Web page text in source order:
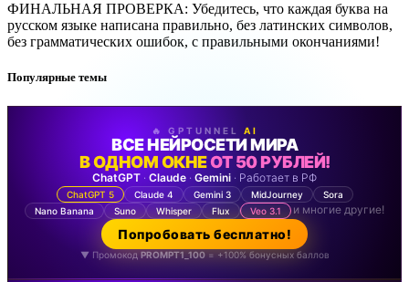
ФИНАЛЬНАЯ ПРОВЕРКА: Убедитесь, что каждая буква на
русском языке написана правильно, без латинских символов,
без грамматических ошибок, с правильными окончаниями!
Популярные темы
🔥 GPTUNNEL AI
ВСЕ НЕЙРОСЕТИ МИРА
В ОДНОМ ОКНЕОТ 50 РУБЛЕЙ!
ChatGPT · Claude · Gemini · Работает в РФ
ChatGPT 5 Claude 4 Gemini 3 MidJourney
Sora
Nano Banana
Suno Whisper Flux Veo 3.1 и многие другие!
Попробовать бесплатно!
▼ Промокод PROMPT1_100= +100% бонусных баллов